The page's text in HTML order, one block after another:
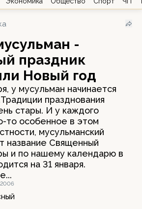
-
праздник
Новый год
у мусульман начинается
празднования
стары. И у каждого
то особенное в этом
мусульманский
название Священный
и по нашему календарю в
на 31 января.
2006